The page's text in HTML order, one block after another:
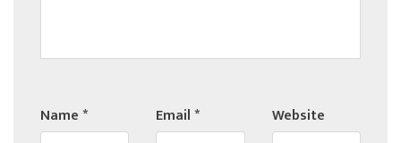
Name* Email* Website